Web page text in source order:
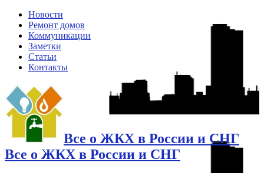
Новости
Ремонт домов
Коммуникации
Заметки
Статьи
Контакты
Все о ЖКХ в России и СНГ
Все о ЖКХ в России и СНГ